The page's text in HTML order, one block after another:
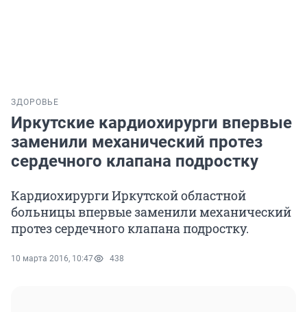
ЗДОРОВЬЕ
Иркутские кардиохирурги впервые
заменили механический протез
сердечного клапана подростку
Кардиохирурги Иркутской областной
больницы впервые заменили механический
протез сердечного клапана подростку.
10 марта 2016, 10:47 438